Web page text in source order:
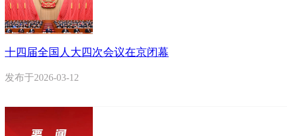
十四届全国人大四次会议在京闭幕
发布于2026-03-12